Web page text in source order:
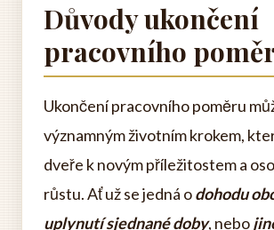
Důvody ukončení
pracovního
Ukončení pracovního poměru
významným životním krokem,
dveře k novým příležitostem a
růstu. Ať už se jedná odohodu
uplynutí sjednané doby, nebo